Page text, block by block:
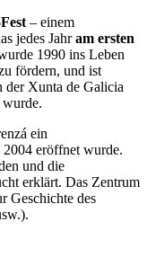
– einem
jedes Jahram ersten
1990 ins Leben
fördern, und ist
der Xunta de Galicia
wurde.
ein
2004 eröffnet wurde.
und die
erklärt. Das Zentrum
Geschichte des